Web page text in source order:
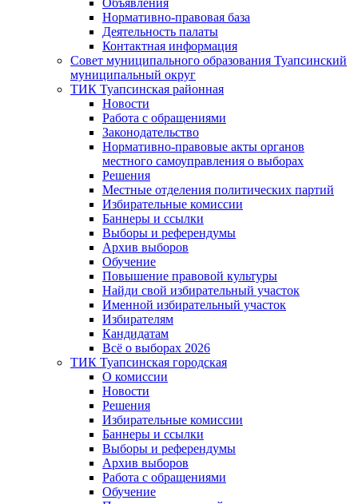
Объявления
Нормативно-правовая база
Деятельность палаты
Контактная информация
Совет муниципального образования Туапсинский
муниципальный округ
ТИК Туапсинская районная
Новости
Работа с обращениями
Законодательство
Нормативно-правовые акты органов
местного самоуправления о выборах
Решения
Местные отделения политических партий
Избирательные комиссии
Баннеры и ссылки
Выборы и референдумы
Архив выборов
Обучение
Повышение правовой культуры
Найди свой избирательный участок
Именной избирательный участок
Избирателям
Кандидатам
Всё о выборах 2026
ТИК Туапсинская городская
О комиссии
Новости
Решения
Избирательные комиссии
Баннеры и ссылки
Выборы и референдумы
Архив выборов
Работа с обращениями
Обучение